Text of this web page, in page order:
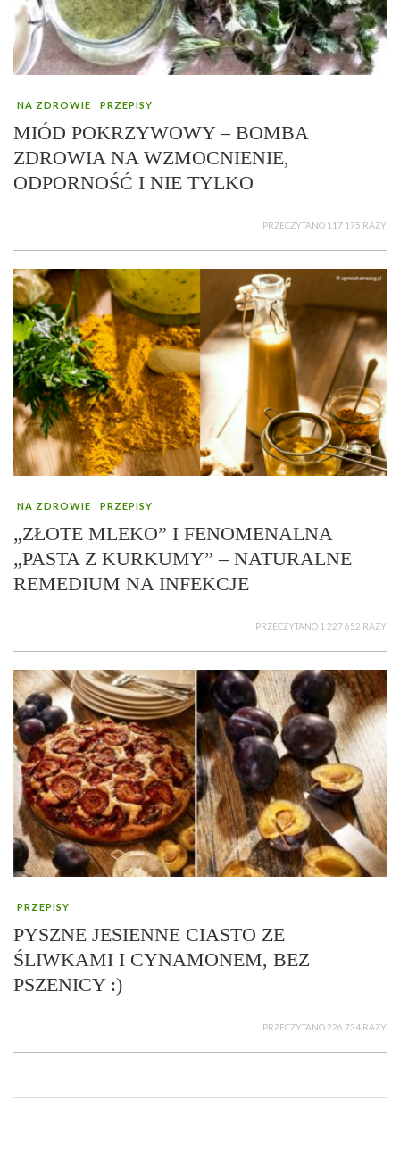
NA ZDROWIE PRZEPISY
MIÓD POKRZYWOWY – BOMBA
ZDROWIA NA WZMOCNIENIE,
ODPORNOŚĆ I NIE TYLKO
PRZECZYTANO 117 175 RAZY
NA ZDROWIE PRZEPISY
„ZŁOTE MLEKO” I FENOMENALNA
„PASTA Z KURKUMY” – NATURALNE
REMEDIUM NA INFEKCJE
PRZECZYTANO 1 227 652 RAZY
PRZEPISY
PYSZNE JESIENNE CIASTO ZE
ŚLIWKAMI I CYNAMONEM, BEZ
PSZENICY :)
PRZECZYTANO 226 734 RAZY